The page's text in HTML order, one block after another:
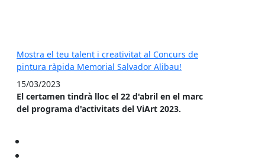
Mostra el teu talent i creativitat al Concurs de
pintura ràpida Memorial Salvador Alibau!
15/03/2023
El certamen tindrà lloc el 22 d'abril en el marc
del programa d'activitats del ViArt 2023.